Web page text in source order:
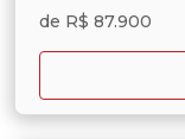
de R$ 87.900